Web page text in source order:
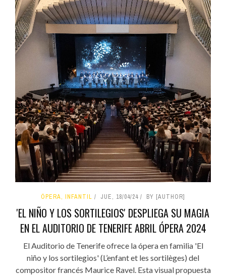
ÓPERA, INFANTIL JUE, 18/04/24 BY [AUTHOR]
'EL NIÑO Y LOS SORTILEGIOS' DESPLIEGA SU MAGIA
EN EL AUDITORIO DE TENERIFE ABRIL ÓPERA 2024
El Auditorio de Tenerife ofrece la ópera en familia 'El
niño y los sortilegios' (L’enfant et les sortilèges) del
compositor francés Maurice Ravel. Esta visual propuesta